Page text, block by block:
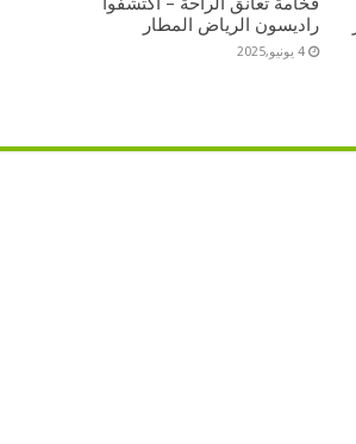
راديسون الرياض المطار
4 يونيو,2025